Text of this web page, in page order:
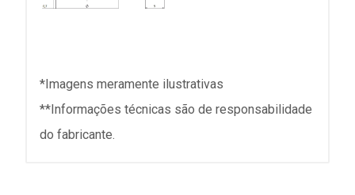
*Imagens meramente ilustrativas
**Informações técnicas são de responsabilidade
do fabricante.